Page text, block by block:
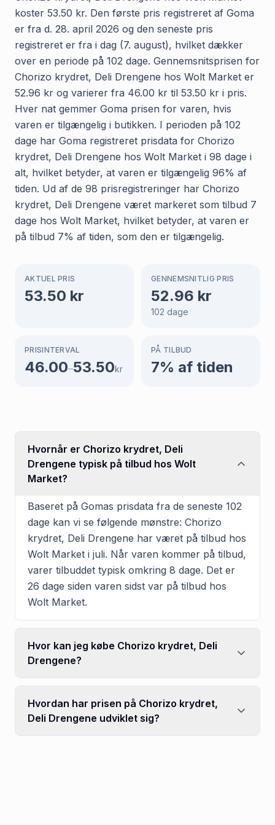
koster 53.50 kr. Den første pris registreret af Goma
er fra d. 28. april 2026 og den seneste pris
registreret er fra i dag (7. august), hvilket dækker
over en periode på 102 dage. Gennemsnitsprisen for
Chorizo krydret, Deli Drengene hos Wolt Market er
52.96 kr og varierer fra 46.00 kr til 53.50 kr i pris.
Hver nat gemmer Goma prisen for varen, hvis
varen er tilgængelig i butikken. I perioden på 102
dage har Goma registreret prisdata for Chorizo
krydret, Deli Drengene hos Wolt Market i 98 dage i
alt, hvilket betyder, at varen er tilgængelig 96% af
tiden. Ud af de 98 prisregistreringer har Chorizo
krydret, Deli Drengene været markeret som tilbud 7
dage hos Wolt Market, hvilket betyder, at varen er
på tilbud 7% af tiden, som den er tilgængelig.
AKTUEL PRIS
53.50 kr
GENNEMSNITLIG PRIS
52.96 kr
102 dage
PRISINTERVAL
46.00–53.50kr
PÅ TILBUD
7% af tiden
Hvornår er Chorizo krydret, Deli
Drengene typisk på tilbud hos Wolt
Market?
Baseret på Gomas prisdata fra de seneste 102
dage kan vi se følgende mønstre: Chorizo
krydret, Deli Drengene har været på tilbud hos
Wolt Market i juli. Når varen kommer på tilbud,
varer tilbuddet typisk omkring 8 dage. Det er
26 dage siden varen sidst var på tilbud hos
Wolt Market.
Hvor kan jeg købe Chorizo krydret, Deli
Drengene?
Hvordan har prisen på Chorizo krydret,
Deli Drengene udviklet sig?